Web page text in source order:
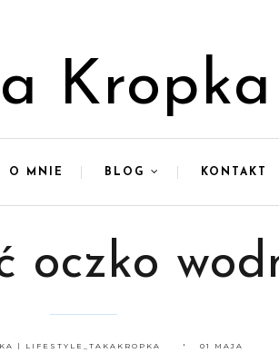
Kropka
O MNIE BLOG KONTAKT
oczko
| LIFESTYLE_TAKAKROPKA 01 MAJA